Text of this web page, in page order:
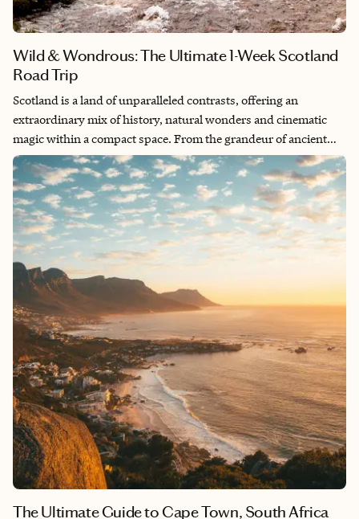
Wild & Wondrous: The Ultimate 1-Week Scotland
Road Trip
Scotland is a land of unparalleled contrasts, offering an
extraordinary mix of history, natural wonders and cinematic
magic within a compact space. From the grandeur of ancient
castles and aristocratic heritage to the mystical landscapes of
Glencoe and the Devil’s Pulpit, every corner tells a story. Film
lovers will recognize iconic locations like the Glenfinnan
Viaduct from Harry Potter and the dramatic backdrops of James
Bond. Beyond its breathtaking scenery, Scotland captivates
with luxurious historic hotels. There are world-class
restaurants, and the warmth of its people — making every
traveler feel instantly at home. Unexpectedly, Scotland is also a
dream destination for beach lovers, boasting over 30,000 lochs
and countless hidden bays, turquoise waters and white-sand
beaches that rival those of the Caribbean.
The Ultimate Guide to Cape Town, South Africa